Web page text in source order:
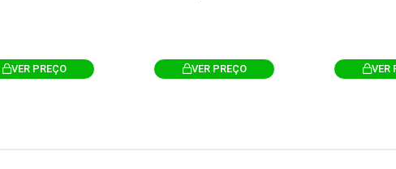
VER PREÇO VER PREÇO VER